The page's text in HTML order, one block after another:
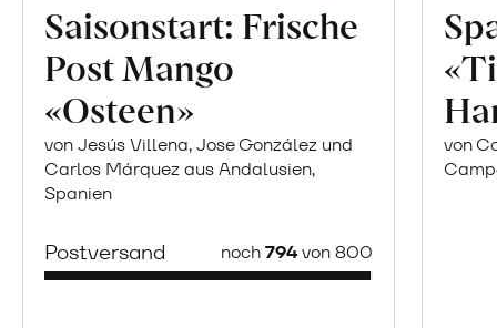
Saisonstart: Frische
Post Mango
«Osteen»
von Jesús Villena, Jose González und
Carlos Márquez aus Andalusien,
Spanien
Postversand noch794von 800
von